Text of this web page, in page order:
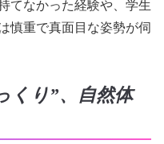
てなかった経験や、学生
慎重で真面目な姿勢が伺
くり”、自然体